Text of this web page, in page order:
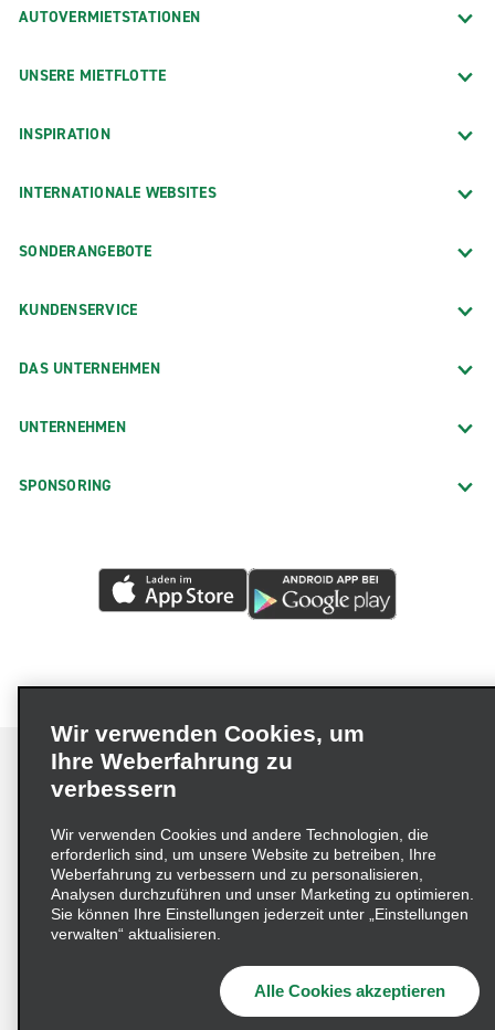
AUTOVERMIETSTATIONEN
UNSERE MIETFLOTTE
INSPIRATION
INTERNATIONALE WEBSITES
SONDERANGEBOTE
KUNDENSERVICE
DAS UNTERNEHMEN
UNTERNEHMEN
SPONSORING
Impressum Nutzungsbedingungen
Datenschutzrichtlinie
Cookie-Richtlinie
Datenschutzoptionen
Lieferkettensorgfaltspflichtengesetz (LkSG) Grundsatzerklärung
Beschwerdeverfahren nach dem
© 2026 Enterprise Holdings, Inc. Alle Rechte vorbehalten
Wir verwenden Cookies, um
Ihre Weberfahrung zu
verbessern
Wir verwenden Cookies und andere Technologien, die
erforderlich sind, um unsere Website zu betreiben, Ihre
Weberfahrung zu verbessern und zu personalisieren,
Analysen durchzuführen und unser Marketing zu optimieren.
Sie können Ihre Einstellungen jederzeit unter „Einstellungen
verwalten“ aktualisieren.
Alle Cookies akzeptieren